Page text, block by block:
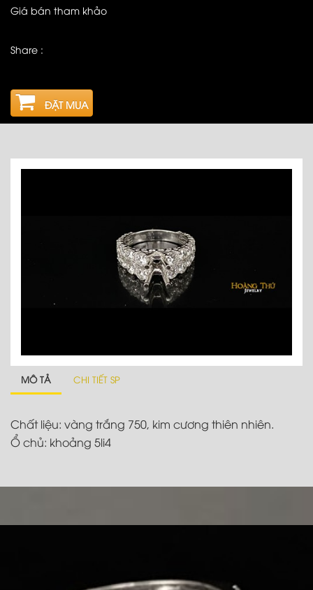
Giá bán tham khảo
Share :
ĐẶT MUA
MÔ TẢ CHI TIẾT SP
Chất liệu: vàng trắng 750, kim cương thiên nhiên.
Ổ chủ: khoảng 5li4